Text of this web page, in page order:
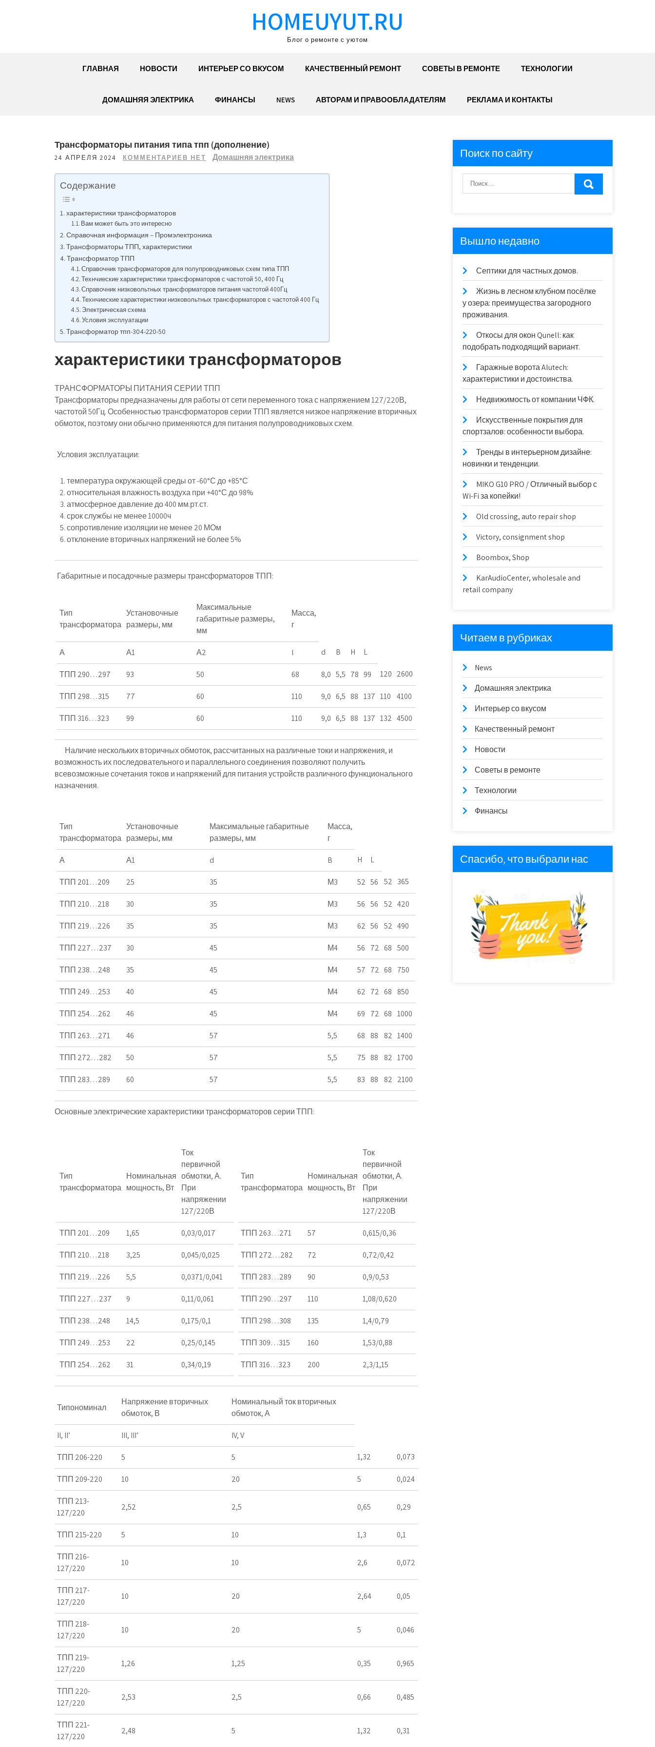
HOMEUYUT.RU
Блог о ремонте с уютом
ГЛАВНАЯ НОВОСТИ ИНТЕРЬЕР СО ВКУСОМ КАЧЕСТВЕННЫЙ РЕМОНТ СОВЕТЫ В РЕМОНТЕ ТЕХНОЛОГИИ
ДОМАШНЯЯ ЭЛЕКТРИКА ФИНАНСЫ NEWS АВТОРАМ И ПРАВООБЛАДАТЕЛЯМ РЕКЛАМА И КОНТАКТЫ
Трансформаторы питания типа тпп (дополнение)
24 АПРЕЛЯ 2024 КОММЕНТАРИЕВ НЕТ Домашняя электрика
Содержание
характеристики трансформаторов
Вам может быть это интересно
Справочная информация – Промэлектроника
Трансформаторы ТПП, характеристики
Трансформатор ТПП
Справочник трансформаторов для полупроводниковых схем типа ТПП
Технчиеские характеристики трансформаторов с частотой 50, 400 Гц
Справочник низковольтных трансформаторов питания частотой 400Гц
Технчиеские характеристики низковольтных трансформаторов с частотой 400 Гц
Электрическая схема
Условия эксплуатации
Трансформатор тпп-304-220-50
характеристики трансформаторов
ТРАНСФОРМАТОРЫ ПИТАНИЯ СЕРИИ ТПП
Трансформаторы предназначены для работы от сети переменного тока с напряжением 127/220В,
частотой 50Гц. Особенностью трансформаторов серии ТПП является низкое напряжение вторичных
обмоток, поэтому они обычно применяются для питания полупроводниковых схем.
Условия эксплуатации:
температура окружающей среды от -60°С до +85°С
относительная влажность воздуха при +40°С до 98%
атмосферное давление до 400 мм.рт.ст.
срок службы не менее 10000ч
сопротивление изоляции не менее 20 МОм
отклонение вторичных напряжений не более 5%
Габаритные и посадочные размеры трансформаторов ТПП:
Тип
трансформатора
Установочные
размеры, мм
Максимальные
габаритные размеры,
мм
Масса,
г
А А1 А2 l d B H L
ТПП 290…297 93 50 68 8,0 5,5 78 99 120 2600
ТПП 298…315 77 60 110 9,0 6,5 88 137 110 4100
ТПП 316…323 99 60 110 9,0 6,5 88 137 132 4500
Наличие нескольких вторичных обмоток, рассчитанных на различные токи и напряжения, и
возможность их последовательного и параллельного соединения позволяют получить
всевозможные сочетания токов и напряжений для питания устройств различного функционального
назначения.
Тип
трансформатора
Установочные
размеры, мм
Максимальные габаритные
размеры, мм
Масса,
г
А А1 d B H L
ТПП 201…209 25 35 М3 52 56 52 365
ТПП 210…218 30 35 М3 56 56 52 420
ТПП 219…226 35 35 М3 62 56 52 490
ТПП 227…237 30 45 М4 56 72 68 500
ТПП 238…248 35 45 М4 57 72 68 750
ТПП 249…253 40 45 М4 62 72 68 850
ТПП 254…262 46 45 М4 69 72 68 1000
ТПП 263…271 46 57 5,5 68 88 82 1400
ТПП 272…282 50 57 5,5 75 88 82 1700
ТПП 283…289 60 57 5,5 83 88 82 2100
Основные электрические характеристики трансформаторов серии ТПП:
Тип
трансформатора
Номинальная
мощность, Вт
Ток
первичной
обмотки, А.
При
напряжении
127/220В
ТПП 201…209 1,65 0,03/0,017
ТПП 210…218 3,25 0,045/0,025
ТПП 219…226 5,5 0,0371/0,041
ТПП 227…237 9 0,11/0,061
ТПП 238…248 14,5 0,175/0,1
ТПП 249…253 22 0,25/0,145
ТПП 254…262 31 0,34/0,19
Тип
трансформатора
Номинальная
мощность, Вт
Ток
первичной
обмотки, А.
При
напряжении
127/220В
ТПП 263…271 57 0,615/0,36
ТПП 272…282 72 0,72/0,42
ТПП 283…289 90 0,9/0,53
ТПП 290…297 110 1,08/0,620
ТПП 298…308 135 1,4/0,79
ТПП 309…315 160 1,53/0,88
ТПП 316…323 200 2,3/1,15
Типономинал
Напряжение вторичных
обмоток, В
Номинальный ток вторичных
обмоток, А
II, II’ III, III’ IV, V
ТПП 206-220 5 5 1,32 0,073
ТПП 209-220 10 20 5 0,024
ТПП 213-
127/220
2,52 2,5 0,65 0,29
ТПП 215-220 5 10 1,3 0,1
ТПП 216-
127/220
10 10 2,6 0,072
ТПП 217-
127/220
10 20 2,64 0,05
ТПП 218-
127/220
10 20 5 0,046
ТПП 219-
127/220
1,26 1,25 0,35 0,965
ТПП 220-
127/220
2,53 2,5 0,66 0,485
ТПП 221-
127/220
2,48 5 1,32 0,31
Поиск по сайту
Вышло недавно
Септики для частных домов.
Жизнь в лесном клубном посёлке
у озера: преимущества загородного
проживания.
Откосы для окон Qunell: как
подобрать подходящий вариант.
Гаражные ворота Alutech:
характеристики и достоинства.
Недвижимость от компании ЧФК.
Искусственные покрытия для
спортзалов: особенности выбора.
Тренды в интерьерном дизайне:
новинки и тенденции.
MIKO G10 PRO / Отличный выбор с
Wi-Fi за копейки!
Old crossing, auto repair shop
Victory, consignment shop
Boombox, Shop
KarAudioCenter, wholesale and
retail company
Читаем в рубриках
News
Домашняя электрика
Интерьер со вкусом
Качественный ремонт
Новости
Советы в ремонте
Технологии
Финансы
Спасибо, что выбрали нас